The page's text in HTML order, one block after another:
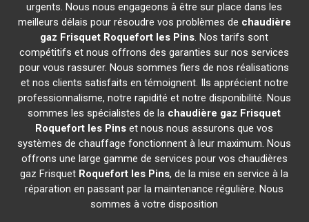
urgents. Nous nous engageons à être sur place dans les
meilleurs délais pour résoudre vos problèmes de chaudière
gaz Frisquet Roquefort les Pins. Nos tarifs sont
compétitifs et nous offrons des garanties sur nos services
pour vous rassurer. Nous sommes fiers de nos réalisations
et nos clients satisfaits en témoignent. Ils apprécient notre
professionnalisme, notre rapidité et notre disponibilité. Nous
sommes les spécialistes de la chaudière gaz Frisquet
Roquefort les Pins et nous nous assurons que vos
systèmes de chauffage fonctionnent à leur maximum. Nous
offrons une large gamme de services pour vos chaudières
gaz Frisquet Roquefort les Pins, de la mise en service à la
réparation en passant par la maintenance régulière. Nous
sommes à votre disposition